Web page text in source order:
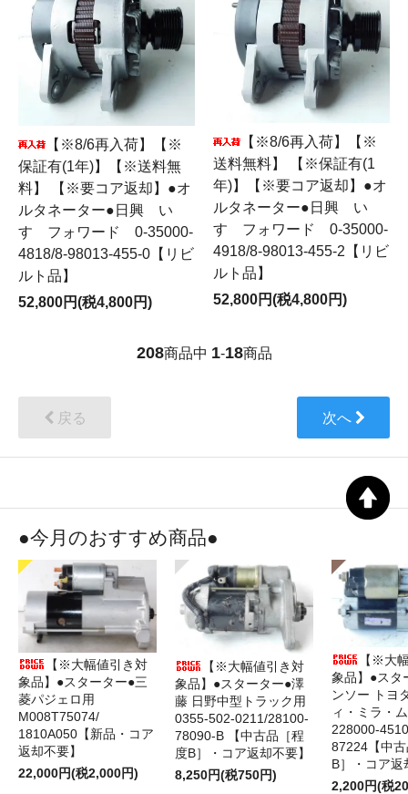
【※8/6再入荷】【※
保証有(1年)】【※送料無
料】 【※要コア返却】●オ
ルタネーター●日興 い
すゞフォワード 0-35000-
4818/8-98013-455-0【リビ
ルト品】
52,800円(税4,800円)
【※8/6再入荷】【※
送料無料】 【※保証有(1
年)】【※要コア返却】●オ
ルタネーター●日興 い
すゞフォワード 0-35000-
4918/8-98013-455-2【リビ
ルト品】
52,800円(税4,800円)
208商品中 1-18商品
戻る 次へ
●今月のおすすめ商品●
【※大幅値引き対
象品】●スターター●三
菱パジェロ用
M008T75074/
1810A050【新品・コア
返却不要】
22,000円(税2,000円)
【※大幅値引き対
象品】●スターター●澤
藤 日野中型トラック用
0355-502-0211/28100-
78090-B 【中古品［程
度B］・コア返却不要】
8,250円(税750円)
【※大
象品】●スタ
ンソー トヨ
ィ・ミラ・
87224【中
B］・コア返
2,200円(税